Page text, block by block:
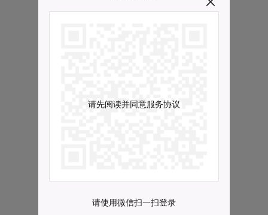
请先阅读并同意服务协议
请使用微信扫一扫登录